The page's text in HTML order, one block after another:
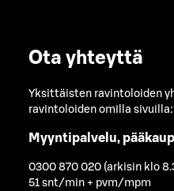
Ota yhteyttä
Yksittäisten ravintoloiden
ravintoloiden omilla sivuilla:
Myyntipalvelu,
0300 870 020 (arkisin klo
51 snt/min + pvm/mpm